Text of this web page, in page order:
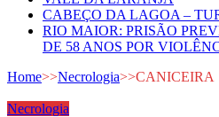
CABEÇO DA LAGOA –
RIO MAIOR: PRISÃO
DE 58 ANOS POR
Home>>Necrologia>>CANICEIRA
Necrologia